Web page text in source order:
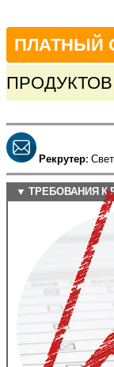
ПЛАТНЫЙ
ПРОДУКТОВ
Рекрутер:
▼ ТРЕБОВАНИЯ К